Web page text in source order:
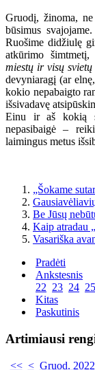
Gruodį, žinoma,
būsimus
Ruošime didžiulę
atkūrimo šimtmetį,
miestų ir visų svietų
devyniaragį (ar
kokio nepabaigto
išsivadavę
Einu ir aš kokią
nepasibaigė –
laimingus metus
„Šokame
Be Jūsų
Kaip atradau
Vasariška
Pradėti
Ankstesnis
22 23 24 25
Kitas
Paskutinis
Artimiausi
<< < Gruod. 2022